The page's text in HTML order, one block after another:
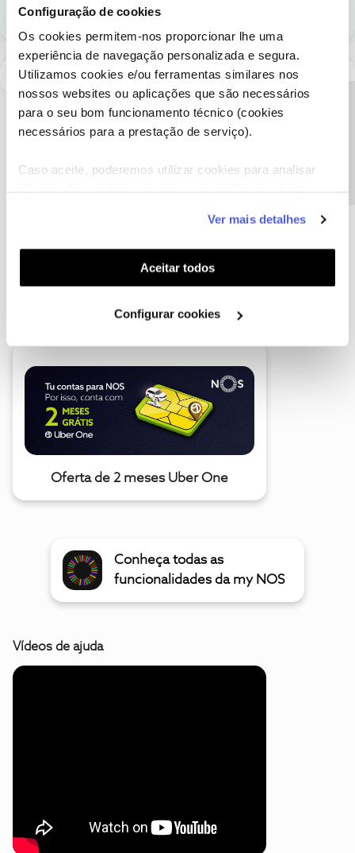
Configuração de cookies
Os cookies permitem-nos proporcionar lhe uma
experiência de navegação personalizada e segura.
Utilizamos cookies e/ou ferramentas similares nos
nossos websites ou aplicações que são necessários
para o seu bom funcionamento técnico (cookies
necessários para a prestação de serviço).
Caso aceite, poderemos utilizar cookies para analisar
funcionalidades (cookies de personalização e
funcionalidade) e adaptar anúncios aos seus interesses
(cookies de publicidade personalizada). Pode gerir a
utilização dos cookies clicando em "Configurar
Ver mais detalhes
Aceitar todos
Configurar cookies
A poupança que COMBINA
Oferta de 2 meses Uber One
Conheça todas as
funcionalidades da my NOS
Vídeos de ajuda